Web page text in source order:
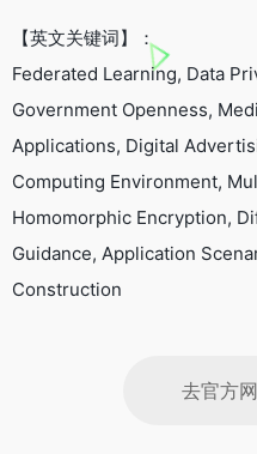
【英文关键词】：
Federated Learning, Data
Government Openness,
Applications, Digital
Computing Environment,
Homomorphic Encryption,
Guidance, Application
Construction
去官方